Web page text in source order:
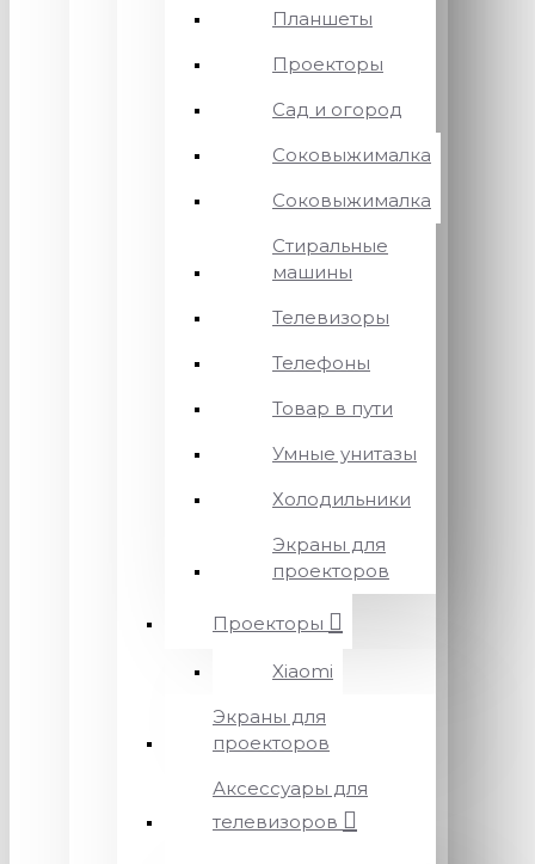
Планшеты
Проекторы
Сад и огород
Соковыжималка
Соковыжималка
Стиральные
машины
Телевизоры
Телефоны
Товар в пути
Умные унитазы
Холодильники
Экраны для
проекторов
Проекторы
Xiaomi
Экраны для
проекторов
Аксессуары для
телевизоров